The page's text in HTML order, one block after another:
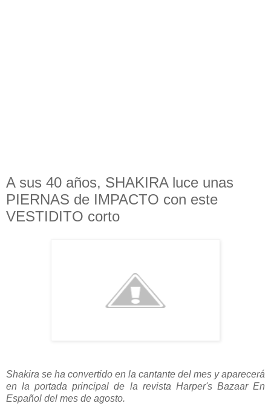
A sus 40 años, SHAKIRA luce unas
PIERNAS de IMPACTO con este
VESTIDITO corto
Shakira se ha convertido en la cantante del mes y aparecerá
en la portada principal de la revista Harper's Bazaar En
Español del mes de agosto.